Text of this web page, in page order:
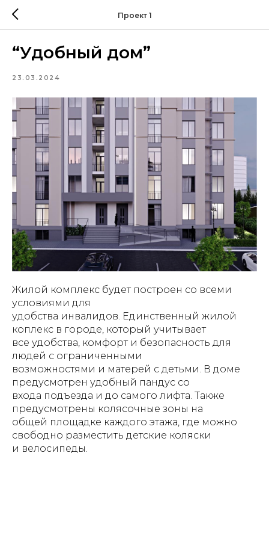
Проект 1
“Удобный дом”
23.03.2024
Жилой комплекс будет построен со всеми
условиями для
удобства инвалидов. Единственный жилой
коплекс в городе, который учитывает
все удобства, комфорт и безопасность для
людей с ограниченными
возможностями и матерей с детьми. В доме
предусмотрен удобный пандус со
входа подъезда и до самого лифта. Также
предусмотрены колясочные зоны на
общей площадке каждого этажа, где можно
свободно разместить детские коляски
и велосипеды.